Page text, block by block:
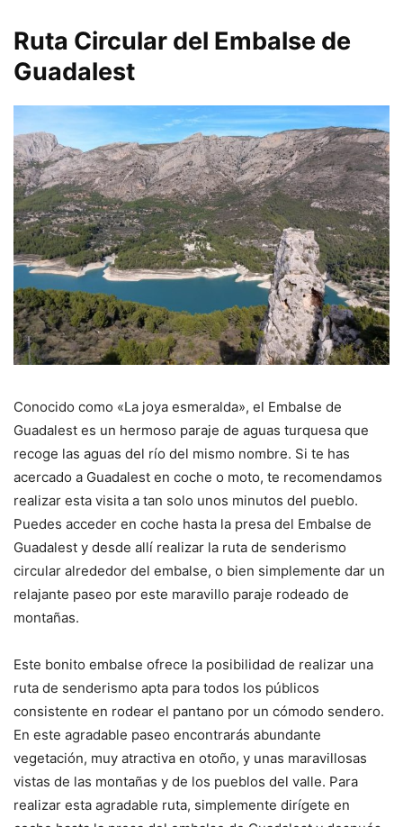
Ruta Circular del Embalse de
Guadalest
Conocido como «La joya esmeralda», el Embalse de
Guadalest es un hermoso paraje de aguas turquesa que
recoge las aguas del río del mismo nombre. Si te has
acercado a Guadalest en coche o moto, te recomendamos
realizar esta visita a tan solo unos minutos del pueblo.
Puedes acceder en coche hasta la presa del Embalse de
Guadalest y desde allí realizar la ruta de senderismo
circular alrededor del embalse, o bien simplemente dar un
relajante paseo por este maravillo paraje rodeado de
montañas.
Este bonito embalse ofrece la posibilidad de realizar una
ruta de senderismo apta para todos los públicos
consistente en rodear el pantano por un cómodo sendero.
En este agradable paseo encontrarás abundante
vegetación, muy atractiva en otoño, y unas maravillosas
vistas de las montañas y de los pueblos del valle. Para
realizar esta agradable ruta, simplemente dirígete en